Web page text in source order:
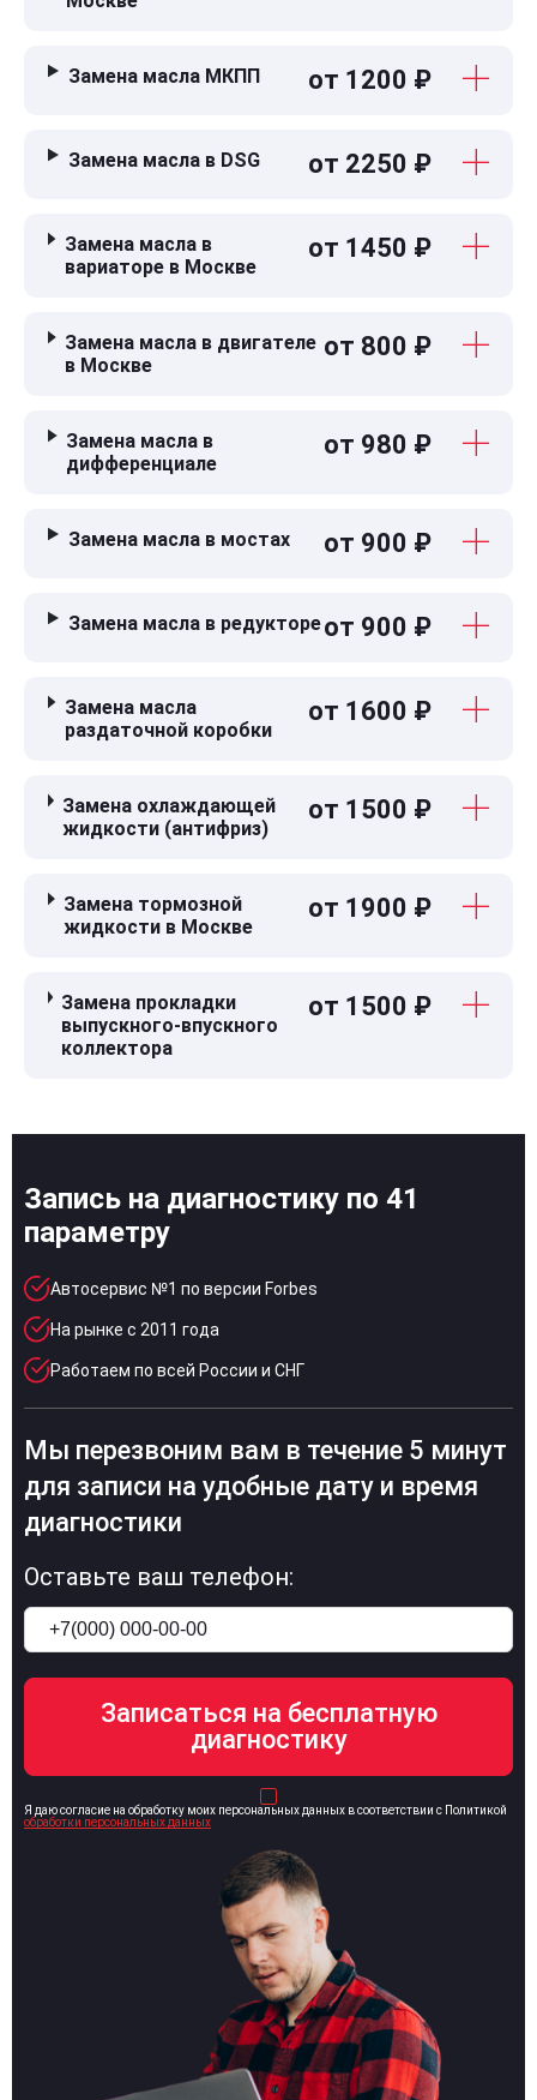
Замена масла МКПП от 1200 ₽
Замена масла в DSG от 2250 ₽
Замена масла в
вариаторе в Москве
от 1450 ₽
Замена масла в двигателе
в Москве
от 800 ₽
Замена масла в
дифференциале
от 980 ₽
Замена масла в мостах от 900 ₽
Замена масла в редуктореот 900 ₽
Замена масла
раздаточной коробки
от 1600 ₽
Замена охлаждающей
жидкости (антифриз)
от 1500 ₽
Замена тормозной
жидкости в Москве
от 1900 ₽
Замена прокладки
выпускного-впускного
коллектора
от 1500 ₽
Запись на диагностику по 41
параметру
Автосервис №1 по версии Forbes
На рынке с 2011 года
Работаем по всей России и СНГ
Мы перезвоним вам в течение 5 минут
для записи на удобные дату и время
диагностики
Оставьте ваш телефон:
Я даю согласие на обработку моих персональных данных в соответствии с Политикой
обработки персональных данных